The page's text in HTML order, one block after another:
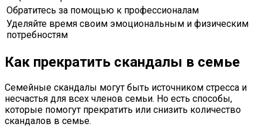
Обратитесь за помощью к профессионалам
Уделяйте время своим эмоциональным и физическим
потребностям
Как прекратить скандалы в семье
Семейные скандалы могут быть источником стресса и
несчастья для всех членов семьи. Но есть способы,
которые помогут прекратить или снизить количество
скандалов в семье.